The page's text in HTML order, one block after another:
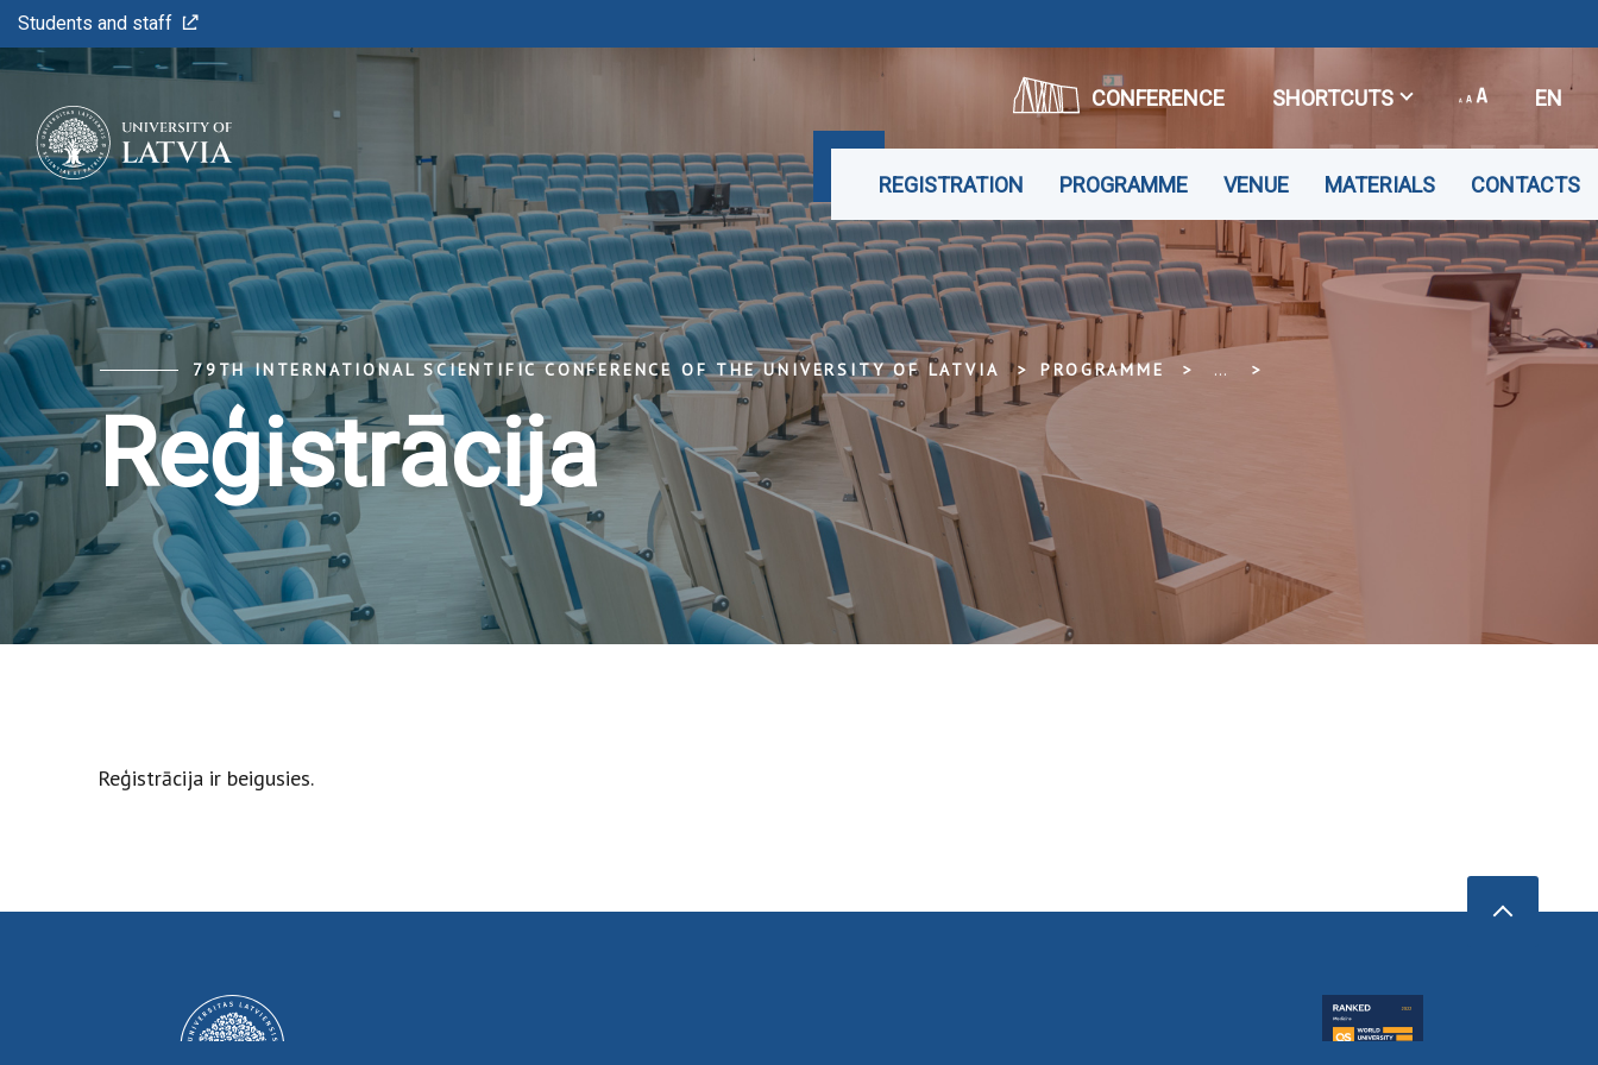
Students and staff
CONFERENCE SHORTCUTS EN
REGISTRATION PROGRAMME VENUE MATERIALS CONTACTS
79TH INTERNATIONAL SCIENTIFIC CONFERENCE OF THE UNIVERSITY OF LATVIA PROGRAMME ...
Reģistrācija
Reģistrācija ir beigusies.